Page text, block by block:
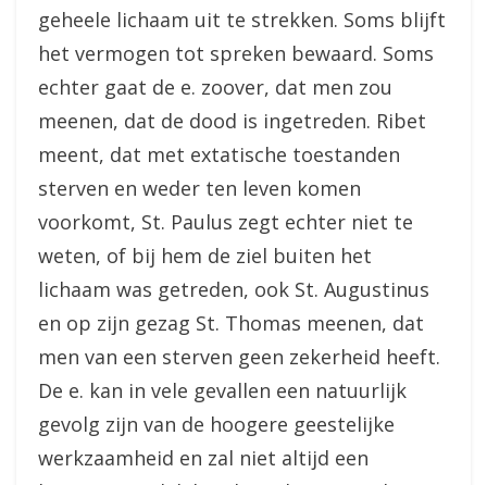
geheele lichaam uit te strekken. Soms blijft
het vermogen tot spreken bewaard. Soms
echter gaat de e. zoover, dat men zou
meenen, dat de dood is ingetreden. Ribet
meent, dat met extatische toestanden
sterven en weder ten leven komen
voorkomt, St. Paulus zegt echter niet te
weten, of bij hem de ziel buiten het
lichaam was getreden, ook St. Augustinus
en op zijn gezag St. Thomas meenen, dat
men van een sterven geen zekerheid heeft.
De e. kan in vele gevallen een natuurlijk
gevolg zijn van de hoogere geestelijke
werkzaamheid en zal niet altijd een